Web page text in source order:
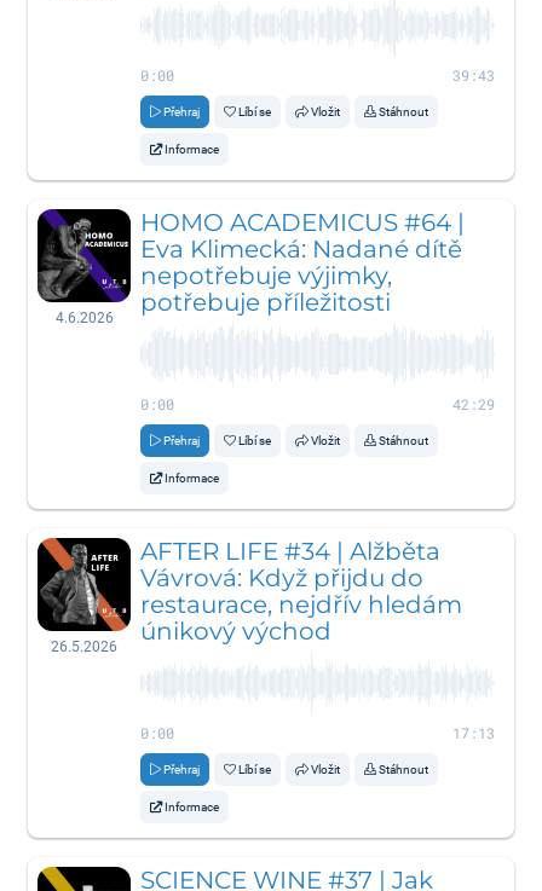
0:00 39:43
Přehraj Líbí se Vložit Stáhnout
Informace
4.6.2026
HOMO ACADEMICUS #64 |
Eva Klimecká: Nadané dítě
nepotřebuje výjimky,
potřebuje příležitosti
0:00 42:29
Přehraj Líbí se Vložit Stáhnout
Informace
26.5.2026
AFTER LIFE #34 | Alžběta
Vávrová: Když přijdu do
restaurace, nejdřív hledám
únikový východ
0:00 17:13
Přehraj Líbí se Vložit Stáhnout
Informace
SCIENCE WINE #37 | Jak